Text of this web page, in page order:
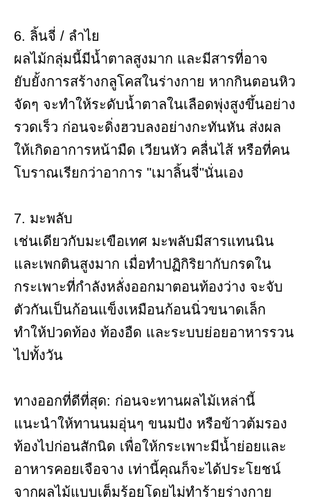
6. ลิ้นจี่ / ลำไย
ผลไม้กลุ่มนี้มีน้ำตาลสูงมาก และมีสารที่อาจ
ยับยั้งการสร้างกลูโคสในร่างกาย หากกินตอนหิว
จัดๆ จะทำให้ระดับน้ำตาลในเลือดพุ่งสูงขึ้นอย่าง
รวดเร็ว ก่อนจะดิ่งฮวบลงอย่างกะทันหัน ส่งผล
ให้เกิดอาการหน้ามืด เวียนหัว คลื่นไส้ หรือที่คน
โบราณเรียกว่าอาการ "เมาลิ้นจี่"นั่นเอง
7. มะพลับ
เช่นเดียวกับมะเขือเทศ มะพลับมีสารแทนนิน
และเพกตินสูงมาก เมื่อทำปฏิกิริยากับกรดใน
กระเพาะที่กำลังหลั่งออกมาตอนท้องว่าง จะจับ
ตัวกันเป็นก้อนแข็งเหมือนก้อนนิ่วขนาดเล็ก
ทำให้ปวดท้อง ท้องอืด และระบบย่อยอาหารรวน
ไปทั้งวัน
ทางออกที่ดีที่สุด: ก่อนจะทานผลไม้เหล่านี้
แนะนำให้ทานนมอุ่นๆ ขนมปัง หรือข้าวต้มรอง
ท้องไปก่อนสักนิด เพื่อให้กระเพาะมีน้ำย่อยและ
อาหารคอยเจือจาง เท่านี้คุณก็จะได้ประโยชน์
จากผลไม้แบบเต็มร้อยโดยไม่ทำร้ายร่างกาย